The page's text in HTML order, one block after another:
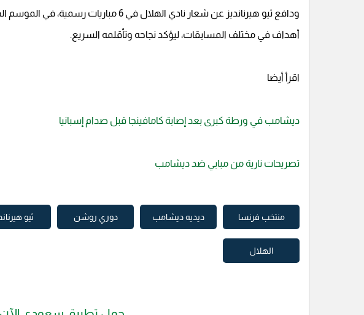
أهداف في مختلف المسابقات، ليؤكد نجاحه وتأقلمه السريع.
اقرأ أيضا
ديشامب في ورطة كبرى بعد إصابة كامافينجا قبل صدام إسبانيا
تصريحات نارية من مبابي ضد ديشامب
منتخب فرنسا ديديه ديشامب دوري روشن ثيو
الهلال